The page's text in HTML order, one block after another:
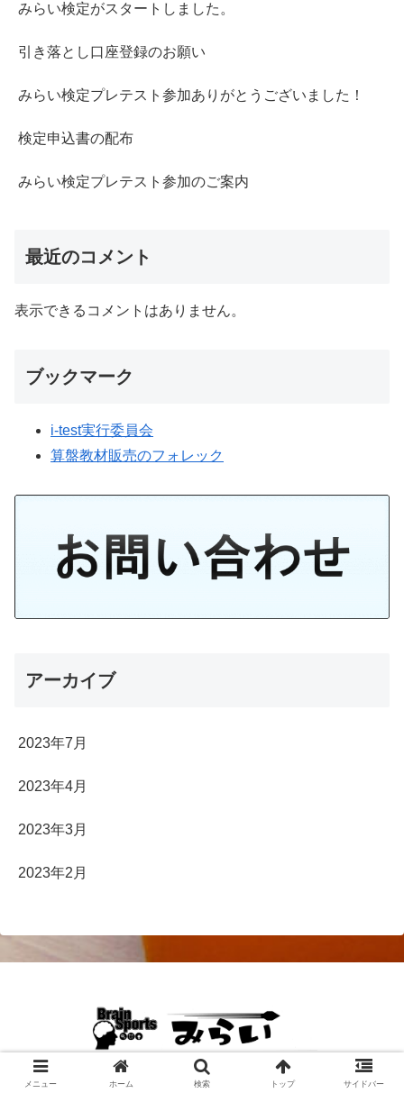
みらい検定がスタートしました。
引き落とし口座登録のお願い
みらい検定プレテスト参加ありがとうございました！
検定申込書の配布
みらい検定プレテスト参加のご案内
最近のコメント
表示できるコメントはありません。
ブックマーク
i-test実行委員会
算盤教材販売のフォレック
アーカイブ
2023年7月
2023年4月
2023年3月
2023年2月
Copyright © 2023-2026 みらい検定 All Rights Reserved.
メニュー ホーム 検索 トップ サイドバー